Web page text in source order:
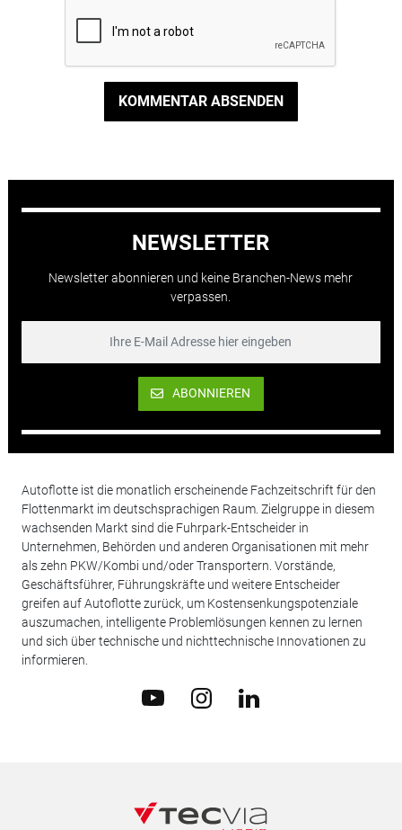
KOMMENTAR ABSENDEN
NEWSLETTER
Newsletter abonnieren und keine Branchen-News mehr
verpassen.
ABONNIEREN
Autoflotte ist die monatlich erscheinende Fachzeitschrift für den
Flottenmarkt im deutschsprachigen Raum. Zielgruppe in diesem
wachsenden Markt sind die Fuhrpark-Entscheider in
Unternehmen, Behörden und anderen Organisationen mit mehr
als zehn PKW/Kombi und/oder Transportern. Vorstände,
Geschäftsführer, Führungskräfte und weitere Entscheider
greifen auf Autoflotte zurück, um Kostensenkungspotenziale
auszumachen, intelligente Problemlösungen kennen zu lernen
und sich über technische und nichttechnische Innovationen zu
informieren.